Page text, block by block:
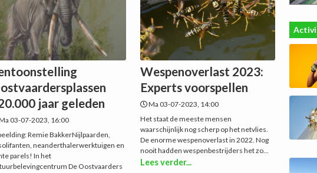
jaar geleden
03-07-2023, 16:00
Remie BakkerNijlpaarden,
neanderthalerwerktuigen en
parels! In het
De Oostvaarders
Wespenoverlast 2023:
Experts voorspellen
Ma 03-07-2023, 14:00
Het staat de meeste mensen
waarschijnlijk nog scherp op het netvlies.
De enorme wespenoverlast in 2022. Nog
nooit hadden wespenbestrijders het zo...
Lees verder...